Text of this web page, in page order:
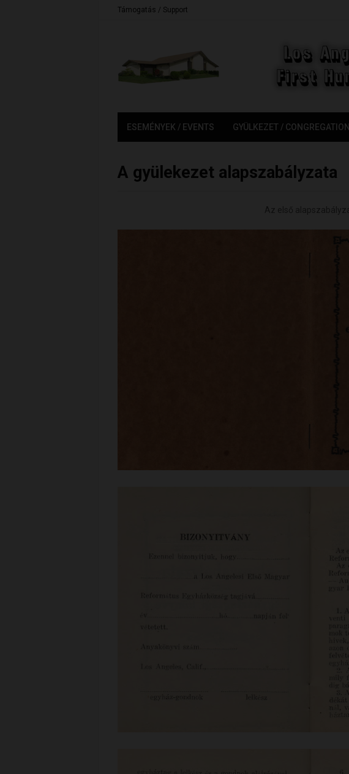
Támogatás / Support
ESEMÉNYEK / EVENTS GYÜLKEZET / CONGREGATION
A gyülekezet alapszabályzata